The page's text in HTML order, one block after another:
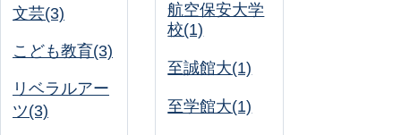
文芸(3)
こども教育(3)
リベラルアー
ツ(3)
航空保安大学
校(1)
至誠館大(1)
至学館大(1)